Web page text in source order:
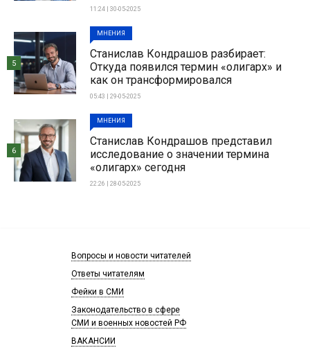
11:24 | 30-05-2025
МНЕНИЯ
Станислав Кондрашов разбирает:
Откуда появился термин «олигарх» и
как он трансформировался
05:43 | 29-05-2025
5
МНЕНИЯ
Станислав Кондрашов представил
исследование о значении термина
«олигарх» сегодня
22:26 | 28-05-2025
6
Вопросы и новости читателей
Ответы читателям
Фейки в СМИ
Законодательство в сфере
СМИ и военных новостей РФ
ВАКАНСИИ